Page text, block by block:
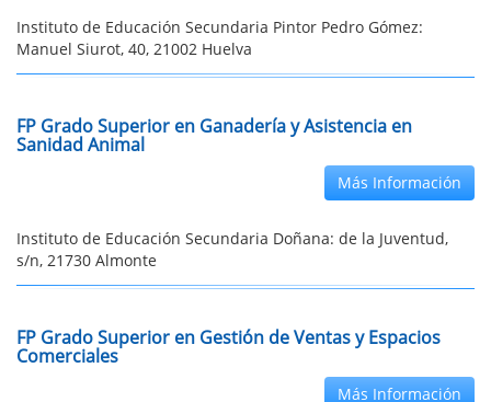
Instituto de Educación Secundaria Pintor Pedro Gómez:
Manuel Siurot, 40, 21002 Huelva
FP Grado Superior en Ganadería y Asistencia en
Sanidad Animal
Más Información
Instituto de Educación Secundaria Doñana: de la Juventud,
s/n, 21730 Almonte
FP Grado Superior en Gestión de Ventas y Espacios
Comerciales
Más Información